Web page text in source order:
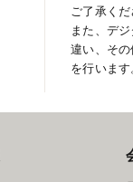
ご了承く
また、デ
違い、そ
を行います